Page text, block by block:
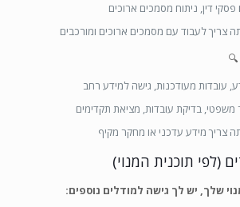
פסקי דין, ניתוח מסמכים ארוכים
צריך לעבוד עם מסמכים ארוכים ומורכבים
🔍
עובדות מעודכנות, גישה למידע רחב
בדיקת עובדות, מציאת תקדימים
צריך מידע עדכני או מחקר מקיף
(לפי תוכנית המנוי)
שלך, יש לך גישה למודלים נוספים: